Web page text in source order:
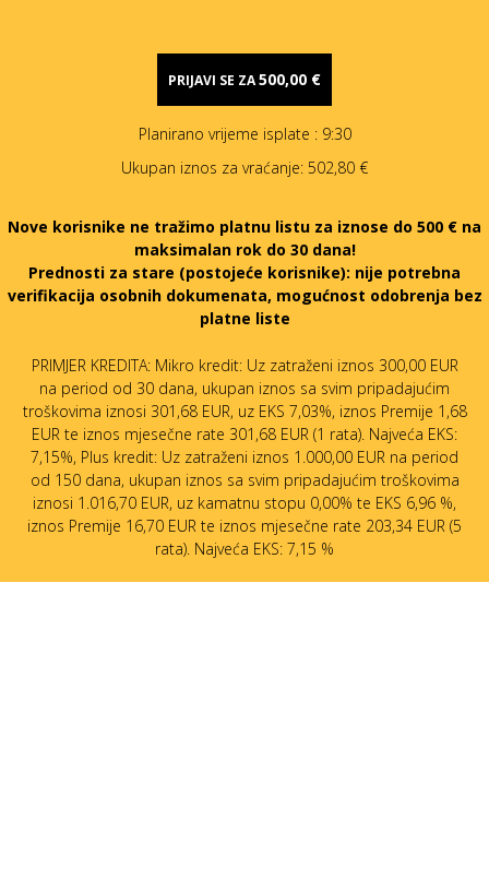
PRIJAVI SE ZA500,00 €
Planirano vrijeme isplate : 9:30
Ukupan iznos za vraćanje: 502,80 €
Nove korisnike ne tražimo platnu listu za iznose do 500 € na
maksimalan rok do 30 dana!
Prednosti za stare (postojeće korisnike): nije potrebna
verifikacija osobnih dokumenata, mogućnost odobrenja bez
platne liste
PRIMJER KREDITA: Mikro kredit: Uz zatraženi iznos 300,00 EUR
na period od 30 dana, ukupan iznos sa svim pripadajućim
troškovima iznosi 301,68 EUR, uz EKS 7,03%, iznos Premije 1,68
EUR te iznos mjesečne rate 301,68 EUR (1 rata). Najveća EKS:
7,15%, Plus kredit: Uz zatraženi iznos 1.000,00 EUR na period
od 150 dana, ukupan iznos sa svim pripadajućim troškovima
iznosi 1.016,70 EUR, uz kamatnu stopu 0,00% te EKS 6,96 %,
iznos Premije 16,70 EUR te iznos mjesečne rate 203,34 EUR (5
rata). Najveća EKS: 7,15 %